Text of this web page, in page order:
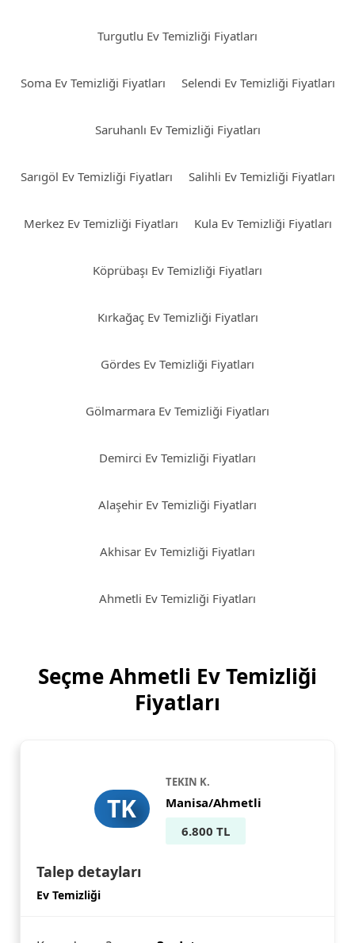
Turgutlu Ev Temizliği Fiyatları
Soma Ev Temizliği Fiyatları Selendi Ev Temizliği Fiyatları
Saruhanlı Ev Temizliği Fiyatları
Sarıgöl Ev Temizliği Fiyatları Salihli Ev Temizliği Fiyatları
Merkez Ev Temizliği Fiyatları Kula Ev Temizliği Fiyatları
Köprübaşı Ev Temizliği Fiyatları
Kırkağaç Ev Temizliği Fiyatları
Gördes Ev Temizliği Fiyatları
Gölmarmara Ev Temizliği Fiyatları
Demirci Ev Temizliği Fiyatları
Alaşehir Ev Temizliği Fiyatları
Akhisar Ev Temizliği Fiyatları
Ahmetli Ev Temizliği Fiyatları
Seçme Ahmetli Ev Temizliği
Fiyatları
TK
TEKIN K.
Manisa/Ahmetli
6.800 TL
Talep detayları
Ev Temizliği